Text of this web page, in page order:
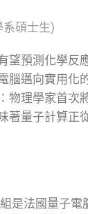
系碩士生)
望預測化學反
腦邁向實用化
物理學家首次
著量子計算正
是法國量子